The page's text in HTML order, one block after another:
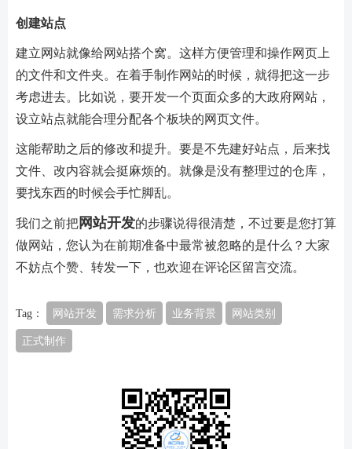
创建站点
建立网站就像给网站搭个窝。这样方便管理和操作网页上
的文件和文件夹。在着手制作网站的时候，就得把这一步
考虑进去。比如说，要开发一个页面众多的大政府网站，
设立站点就能合理分配各个板块的网页文件。
这能帮助之后的修改和提升。要是不先建好站点，后来找
文件、改内容就会挺麻烦的。就像是没有整理过的仓库，
要找东西的时候会手忙脚乱。
我们之前把 网站开发的步骤说得很清楚，不过要是您打算
做网站，您认为在前期准备中最常被忽略的是什么？大家
不妨点个赞、转发一下，也欢迎在评论区留言交流。
Tag： 网站开发 需求分析 业务背景 网站类别
正式制作